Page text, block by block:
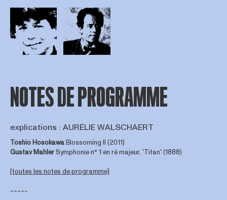
Open afbeelding in popupOpen afbeelding in popup
NOTES DE PROGRAMME
explications : AURÉLIE WALSCHAERT
Toshio HosokawaBlossoming II (2011)
Gustav MahlerSymphonie n° 1 en ré majeur, 'Titan' (1888)
[toutes les notes de programme]
-----